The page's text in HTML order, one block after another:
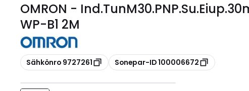
OMRON -
WP-B1 2M
Kopioi
Sähkönro 9727261 Kopioi
Sonepar-ID 100006672